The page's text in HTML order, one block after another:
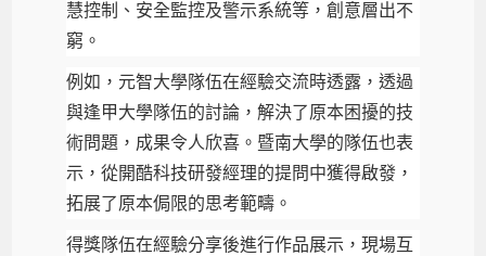
慧控制、安全監控及警示系統等，創意層出不
窮。
例如，元智大學隊伍在經驗交流時透露，透過
與逢甲大學隊伍的討論，解決了原本困擾的技
術問題，成果令人欣喜。暨南大學的隊伍也表
示，從開酷科技研發經理的提問中獲得啟發，
拓展了原本侷限的思考範疇。
得獎隊伍在經驗分享後進行作品展示，現場互